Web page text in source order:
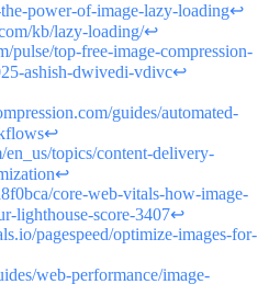
power-of-image-lazy-loading↩
kb/lazy-loading/↩
pulse/top-free-image-compression-
ashish-dwivedi-vdivc↩
guides/automated-
↩
topics/content-delivery-
↩
core-web-vitals-how-image-
lighthouse-score-3407↩
pagespeed/optimize-images-for-
web-performance/image-